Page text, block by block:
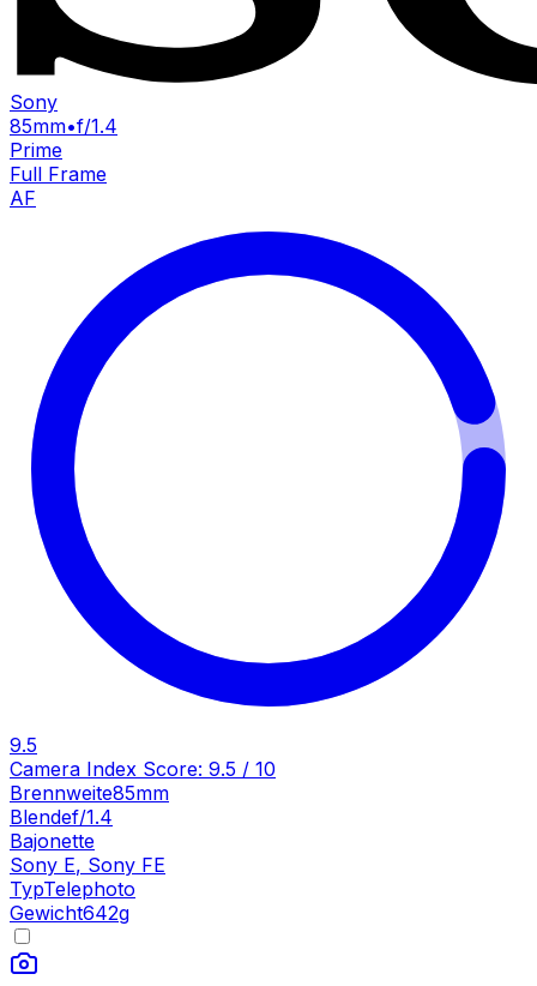
Sony
85mm•f/1.4
Prime
Full Frame
AF
9.5
Camera Index Score: 9.5 / 10
Brennweite85mm
Blendef/1.4
Bajonette
Sony E, Sony FE
TypTelephoto
Gewicht642g